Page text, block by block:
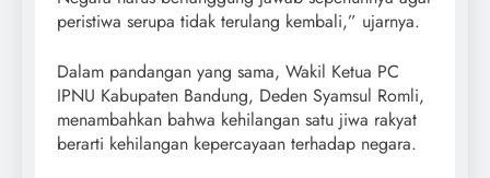
peristiwa serupa tidak terulang kembali,” ujarnya.
Dalam pandangan yang sama, Wakil Ketua PC
IPNU Kabupaten Bandung, Deden Syamsul Romli,
menambahkan bahwa kehilangan satu jiwa rakyat
berarti kehilangan kepercayaan terhadap negara.